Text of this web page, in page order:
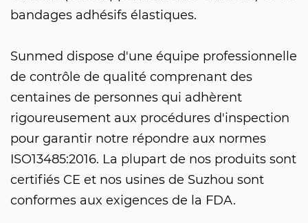
bandages adhésifs élastiques.
Sunmed dispose d'une équipe professionnelle
de contrôle de qualité comprenant des
centaines de personnes qui adhèrent
rigoureusement aux procédures d'inspection
pour garantir notre répondre aux normes
ISO13485:2016. La plupart de nos produits sont
certifiés CE et nos usines de Suzhou sont
conformes aux exigences de la FDA.